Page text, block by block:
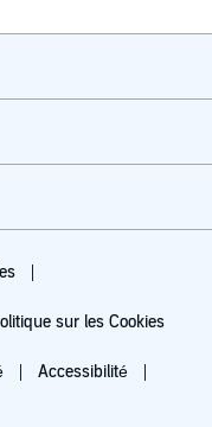
sur les Cookies
Accessibilité